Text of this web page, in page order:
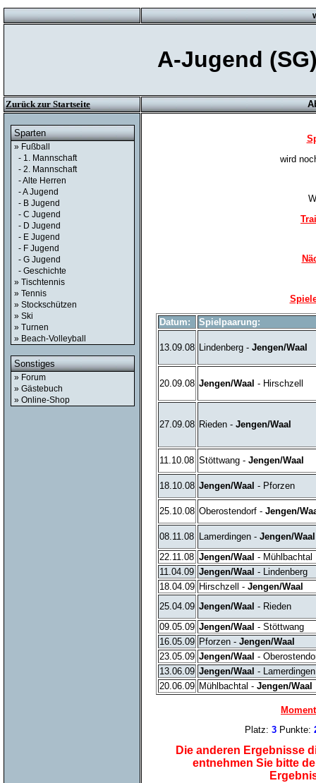
A-Jugend
Zurück zur Startseite
Sparten
» Fußball
- 1. Mannschaft
- 2. Mannschaft
- Alte Herren
- A Jugend
- B Jugend
- C Jugend
- D Jugend
- E Jugend
- F Jugend
- G Jugend
- Geschichte
» Tischtennis
» Tennis
» Stockschützen
» Ski
» Turnen
» Beach-Volleyball
Sonstiges
» Forum
» Gästebuch
» Online-Shop
wird
Datum: Spielpaarung:
13.09.08 Lindenberg - Jengen/Waal
20.09.08 Jengen/Waal - Hirschzell
27.09.08 Rieden - Jengen/Waal
11.10.08 Stöttwang - Jengen/Waal
18.10.08 Jengen/Waal - Pforzen
25.10.08 Oberostendorf - Jengen/
08.11.08 Lamerdingen - Jengen/Waal
22.11.08 Jengen/Waal - Mühlbachtal
11.04.09 Jengen/Waal - Lindenberg
18.04.09 Hirschzell - Jengen/Waal
25.04.09 Jengen/Waal - Rieden
09.05.09 Jengen/Waal - Stöttwang
16.05.09 Pforzen - Jengen/Waal
23.05.09 Jengen/Waal -
13.06.09 Jengen/Waal - Lamerdingen
20.06.09 Mühlbachtal - Jengen/Waal
Platz: 3 Punkte:
Die anderen Ergebnisse
entnehmen Sie bitte